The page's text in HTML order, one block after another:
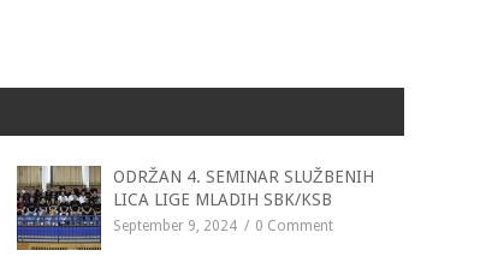
ODRŽAN 4. SEMINAR SLUŽBENIH
LICA LIGE MLADIH SBK/KSB
September 9, 2024 0 Comment